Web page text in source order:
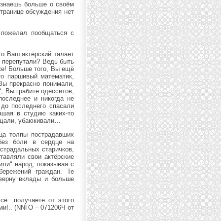
больше о своём
обсуждения нет
пообщаться с
Ваш актёрский талант
Ведь быть
Больше того, Вы ещё
паршивый математик,
прекрасно понимали,
грабите одесситов,
и никогда не
последнего спасали
в студию каких-то
убаюкивали…
толпы пострадавших
боли в сердце на
старичков,
свои актёрские
народ, показывая с
граждан. Те
вклады и больше
от этого
(NNГО – 071206Ч от